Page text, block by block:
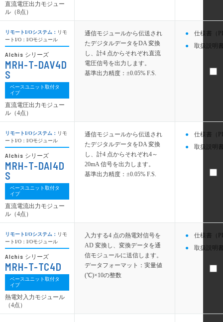
通信モジュールから伝送され
たデジタルデータをDA 変換
し、計4 点からそれぞれ直流
電圧信号を出力します。
基準出力精度：±0.05% F.S.
仕様書（
取扱説明
通信モジュールから伝送され
たデジタルデータをDA 変換
し、計4 点からそれぞれ4～
20mA 信号を出力します。
基準出力精度：±0.05% F.S.
仕様書（
取扱説明
入力する4 点の熱電対信号を
AD 変換し、変換データを通
信モジュールに送信します。
データフォーマット：実量値
(℃)×10の整数
仕様書（
取扱説明
直流電圧出力モジュー
ル（8点）
リモートI/Oシステム： リモ
ートI/O：I/Oモジュール
Alchis シリーズ
MRH-T-DAV4D
S
ベースユニット取付タ
イプ
直流電圧出力モジュー
ル（4点）
リモートI/Oシステム： リモ
ートI/O：I/Oモジュール
Alchis シリーズ
MRH-T-DAI4D
S
ベースユニット取付タ
イプ
直流電流出力モジュー
ル（4点）
リモートI/Oシステム： リモ
ートI/O：I/Oモジュール
Alchis シリーズ
MRH-T-TC4D
ベースユニット取付タ
イプ
熱電対入力モジュール
（4点）